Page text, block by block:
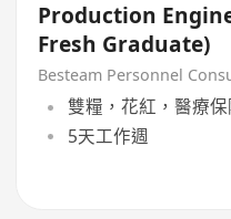
Production
Fresh Graduate)
Besteam Personnel
雙糧，花紅，醫療保
5天工作週